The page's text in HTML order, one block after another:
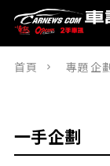
首頁 專題企
一手企劃